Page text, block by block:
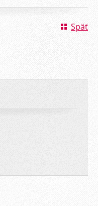
Späť